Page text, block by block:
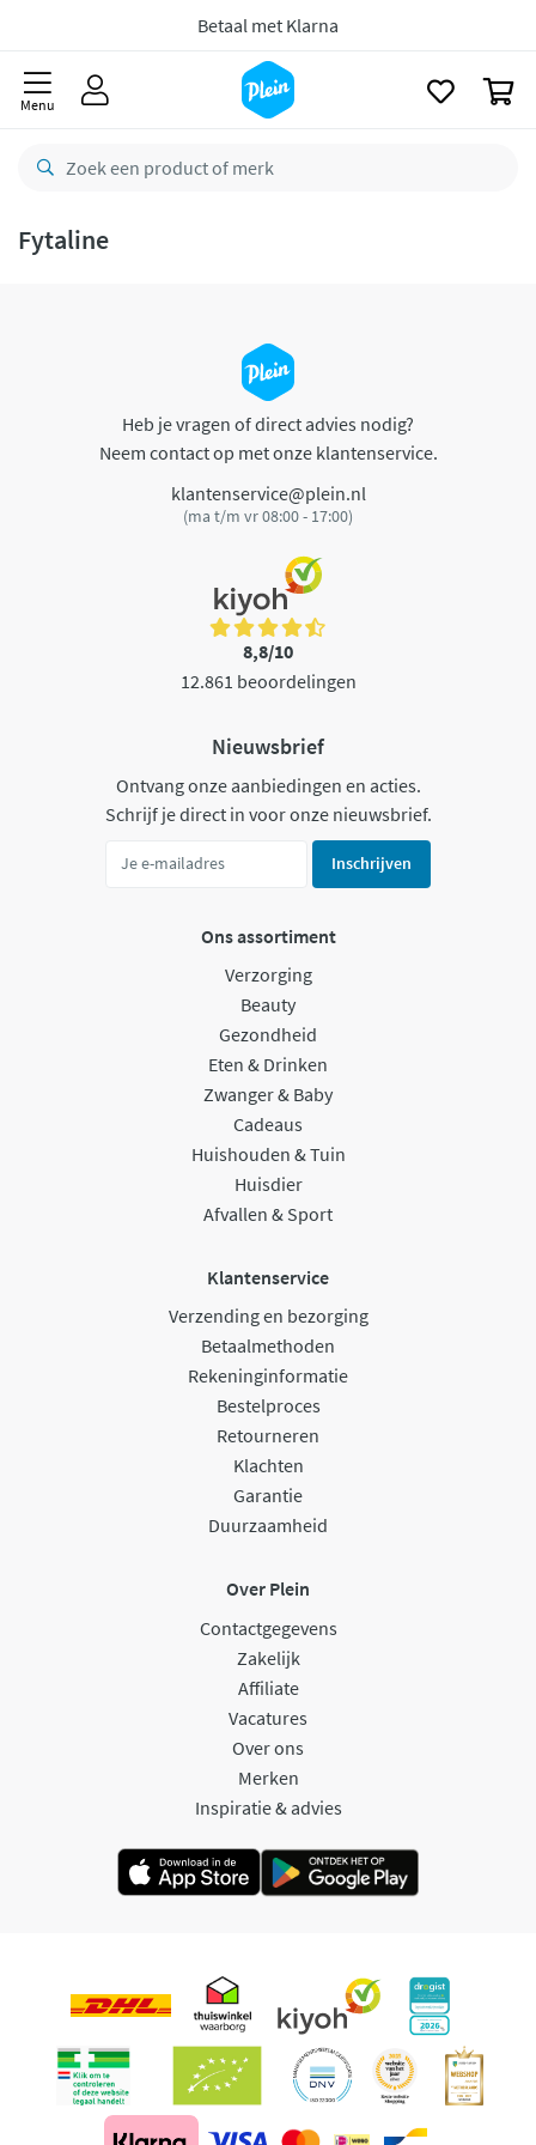
Betaal met Klarna
Menu
Fytaline
Heb je vragen of direct advies nodig?
Neem contact op met onze klantenservice.
klantenservice@plein.nl
(ma t/m vr 08:00 - 17:00)
8,8/10
12.861 beoordelingen
Nieuwsbrief
Ontvang onze aanbiedingen en acties.
Schrijf je direct in voor onze nieuwsbrief.
Inschrijven
Ons assortiment
Verzorging
Beauty
Gezondheid
Eten & Drinken
Zwanger & Baby
Cadeaus
Huishouden & Tuin
Huisdier
Afvallen & Sport
Klantenservice
Verzending en bezorging
Betaalmethoden
Rekeninginformatie
Bestelproces
Retourneren
Klachten
Garantie
Duurzaamheid
Over Plein
Contactgegevens
Zakelijk
Affiliate
Vacatures
Over ons
Merken
Inspiratie & advies